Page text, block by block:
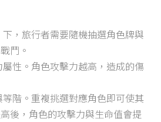
，旅行者需要隨機抽選角色牌與
鬥。
性。角色攻擊力越高，造成的傷
階。重複挑選對應角色即可使其
後，角色的攻擊力與生命值會提